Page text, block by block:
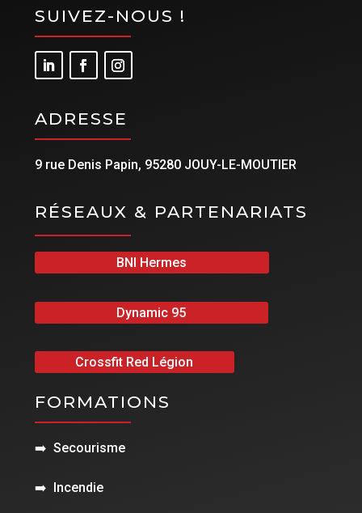
SUIVEZ-NOUS !
ADRESSE
9 rue Denis Papin, 95280 JOUY-LE-MOUTIER
RÉSEAUX & PARTENARIATS
BNI Hermes
Dynamic 95
Crossfit Red Légion
FORMATIONS
➡️ Secourisme
➡️ Incendie